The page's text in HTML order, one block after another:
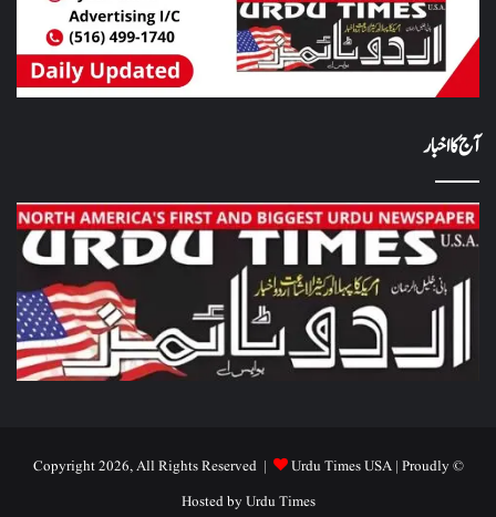
آج کا اخبار
© Copyright 2026, All Rights Reserved |
Urdu Times USA| Proudly
Hosted byUrdu Times